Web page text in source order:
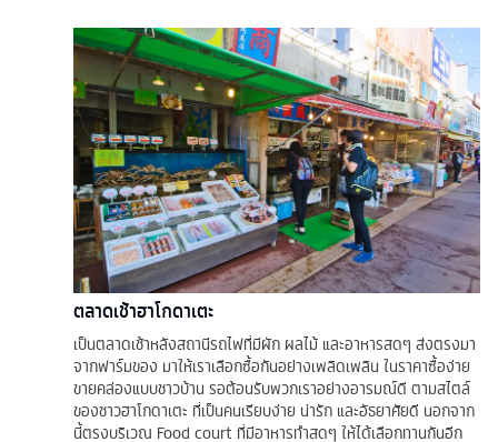
ตลาดเช้าฮาโกดาเตะ
เป็นตลาดเช้าหลังสถานีรถไฟที่มีผัก ผลไม้ และอาหารสดๆ ส่งตรงมา
จากฟาร์มของ มาให้เราเลือกซื้อกันอย่างเพลิดเพลิน ในราคาซื้อง่าย
ขายคล่องแบบชาวบ้าน รอต้อนรับพวกเราอย่างอารมณ์ดี ตามสไตล์
ของชาวฮาโกดาเตะ ที่เป็นคนเรียบง่าย น่ารัก และอัธยาศัยดี นอกจาก
นี้ตรงบริเวณ Food court ที่มีอาหารทำสดๆ ให้ได้เลือกทานกันอีก